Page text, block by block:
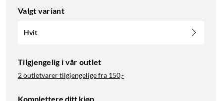
Valgt variant
Hvit
Tilgjengelig i vår outlet
2 outletvarer tilgjengelige fra 150,-
Komplettere ditt kjøp